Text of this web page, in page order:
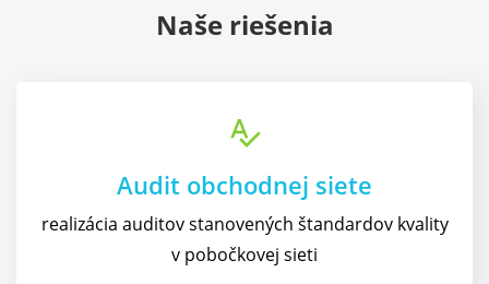
Naše riešenia
spellcheck
Audit obchodnej siete
realizácia auditov stanovených štandardov kvality
v pobočkovej sieti